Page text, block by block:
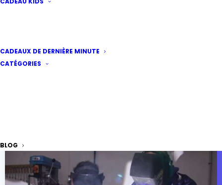
CADEAUX DE DERNIÈRE MINUTE
CATÉGORIES
BLOG